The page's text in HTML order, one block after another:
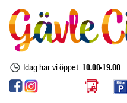
Idag har vi öppet:10.00-19.00